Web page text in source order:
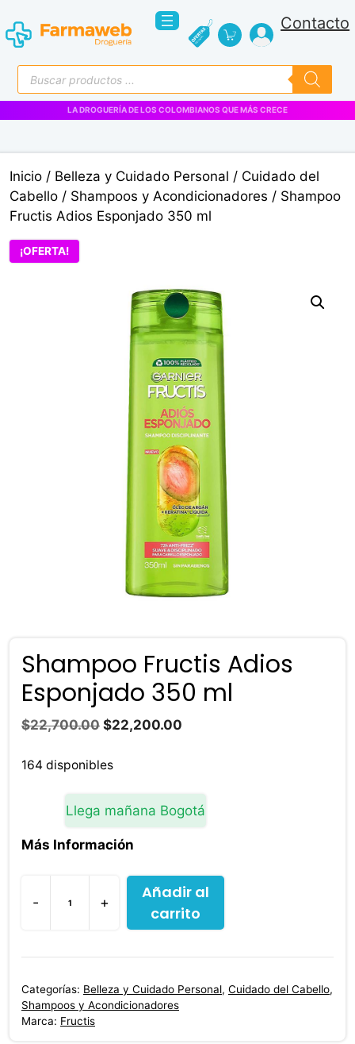
al
contenido
Contacto
Búsqueda
de
productos
LA DROGUERÍA DE LOS COLOMBIANOS QUE MÁS CRECE
Inicio / Belleza y Cuidado Personal / Cuidado del
Cabello / Shampoos y Acondicionadores / Shampoo
Fructis Adios Esponjado 350 ml
¡OFERTA!
Shampoo Fructis Adios
Esponjado 350 ml
$22,700.00 El
original
$22,700.00.
$22,200.00
$22,200.00.
164 disponibles
Llega mañana Bogotá
Más Información
-
Shampoo
Fructis
Adios
350
+
Añadir al
carrito
Categorías: Belleza y Cuidado Personal, Cuidado del Cabello,
Shampoos y Acondicionadores
Marca: Fructis